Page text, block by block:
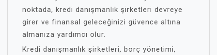
noktada, kredi danışmanlık şirketleri devreye
girer ve finansal geleceğinizi güvence altına
almanıza yardımcı olur.
Kredi danışmanlık şirketleri, borç yönetimi,